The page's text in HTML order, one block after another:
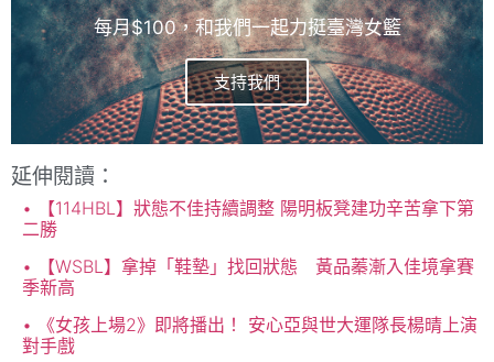
每月$100，和我們一起力挺臺灣女籃
支持我們
延伸閱讀：
【114HBL】狀態不佳持續調整 陽明板凳建功辛苦拿下第
二勝
【WSBL】拿掉「鞋墊」找回狀態 黃品蓁漸入佳境拿賽
季新高
《女孩上場2》即將播出！ 安心亞與世大運隊長楊晴上演
對手戲